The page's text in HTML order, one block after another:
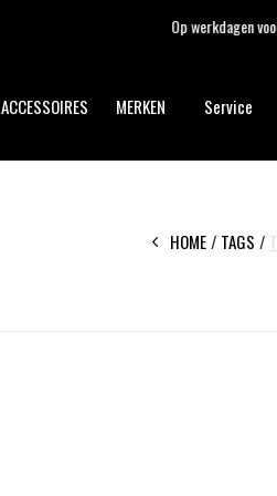
ACCESSOIRES MERKEN Service
HOME TAGS